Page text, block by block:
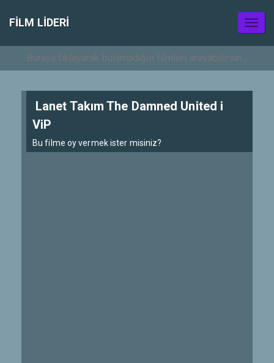
FILM LIDERI
Lanet Takım The Damned United i
ViP
Bu filme oy vermek ister misiniz?